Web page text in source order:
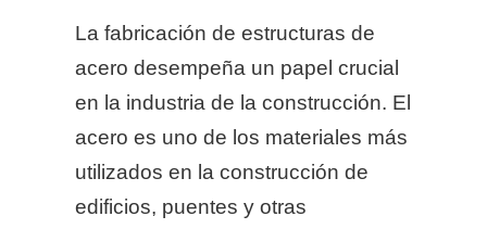
La fabricación de estructuras de
acero desempeña un papel crucial
en la industria de la construcción. El
acero es uno de los materiales más
utilizados en la construcción de
edificios, puentes y otras